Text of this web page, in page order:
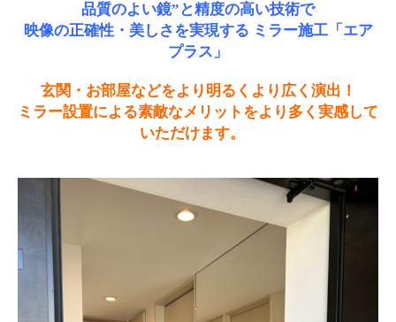
品質のよい鏡”と精度の高い技術で
映像の正確性・美しさを実現する ミラー施工「エア
プラス」
玄関・お部屋などをより明るくより広く演出！
ミラー設置による素敵なメリットをより多く実感して
いただけます。